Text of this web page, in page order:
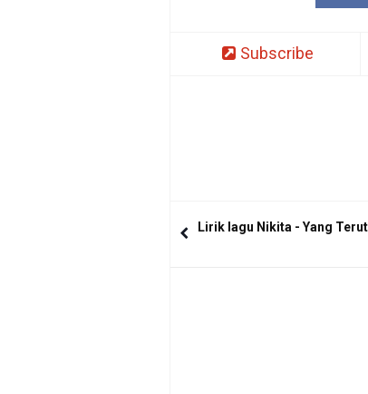
Subscribe
Lirik lagu Nikita - Yang